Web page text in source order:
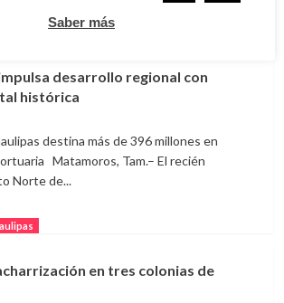
desarrollo regional con
histórica
destina más de 396 millones en
Matamoros, Tam.– El recién
Norte de...
en tres colonias de
Saber más